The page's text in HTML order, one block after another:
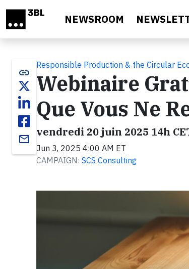
NEWSROOM
link
email
Responsible Production & the Circular
Webinaire
Que Vous Ne
vendredi 20 juin 2025 14h
Jun 3, 2025 4:00 AM ET
CAMPAIGN: SCS Consulting